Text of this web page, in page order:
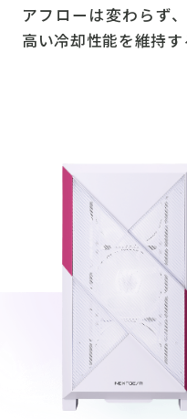
アフローは変わらず
高い冷却性能を維持す